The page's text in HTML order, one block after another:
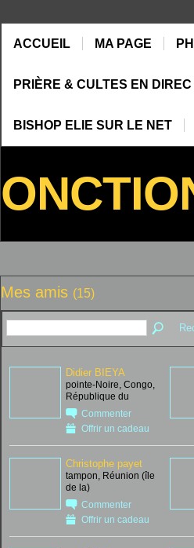
ACCUEIL MA PAGE
PRIÈRE & CULTES EN DIREC
BISHOP ELIE SUR LE NET
Mes amis (15)
Didier BIEYA
pointe-Noire, Congo,
République du
Commenter
Offrir un cadeau
Christophe payet
tampon, Réunion (île
de la)
Commenter
Offrir un cadeau